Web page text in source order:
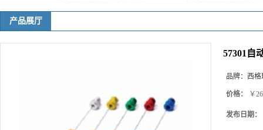
产品展厅
57301自
品牌： 西格
价格： ￥
发布日期：